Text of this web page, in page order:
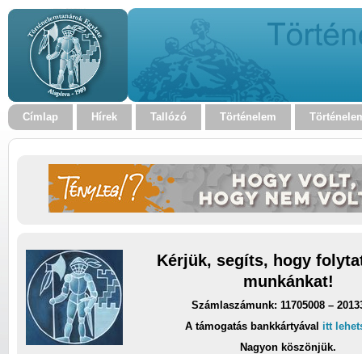
Címlap Hírek Tallózó Történelem
Kérjük, segíts, hogy
munkánkat!
Számlaszámunk: 11705008 –
A támogatás bankkártyával itt
Nagyon köszönjük.